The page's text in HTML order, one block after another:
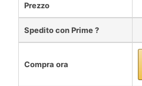
Prezzo
Spedito con Prime ?
Compra ora